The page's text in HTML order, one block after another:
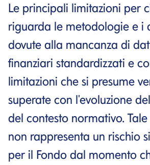
Le principali limitazioni per
riguarda le metodologie e i
dovute alla mancanza di
finanziari standardizzati e
limitazioni che si presume
superate con l'evoluzione
del contesto normativo.
non rappresenta un rischio
per il Fondo dal momento